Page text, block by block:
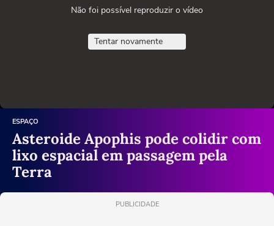
Não foi possível reproduzir o vídeo
Tentar novamente
ESPAÇO
Asteroide Apophis pode colidir com
lixo espacial em passagem pela
Terra
PUBLICIDADE